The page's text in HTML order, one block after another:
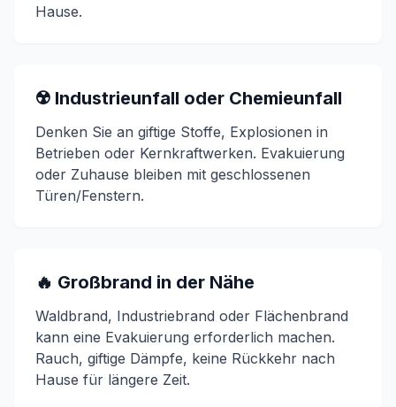
Hause.
☢️ Industrieunfall oder Chemieunfall
Denken Sie an giftige Stoffe, Explosionen in
Betrieben oder Kernkraftwerken. Evakuierung
oder Zuhause bleiben mit geschlossenen
Türen/Fenstern.
🔥 Großbrand in der Nähe
Waldbrand, Industriebrand oder Flächenbrand
kann eine Evakuierung erforderlich machen.
Rauch, giftige Dämpfe, keine Rückkehr nach
Hause für längere Zeit.